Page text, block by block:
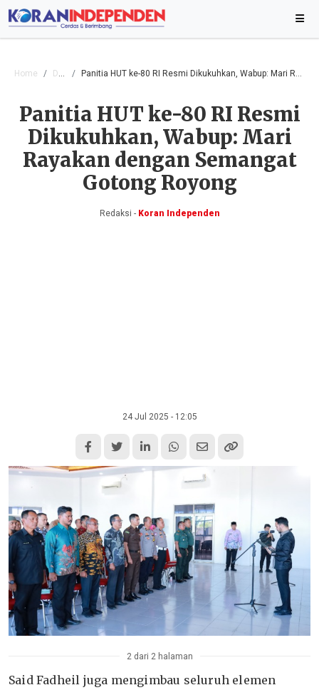
Home Daerah Panitia HUT ke-80 RI Resmi Dikukuhkan, Wabup: Mari Rayakan dengan Semangat Gotong Royong
Panitia HUT ke-80 RI Resmi
Dikukuhkan, Wabup: Mari
Rayakan dengan Semangat
Gotong Royong
Redaksi -Koran Independen
24 Jul 2025 - 12:05
2 dari 2 halaman
Said Fadheil juga mengimbau seluruh elemen